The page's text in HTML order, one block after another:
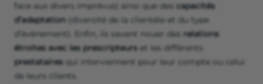
face aux divers imprévus) ainsi que des capacités
d’adaptation (diversité de la clientèle et du type
d’évènement). Enfin, ils savent nouer des relations
étroites avec les prescripteurs et les différents
prestataires qui interviennent pour leur compte ou celui
de leurs clients.